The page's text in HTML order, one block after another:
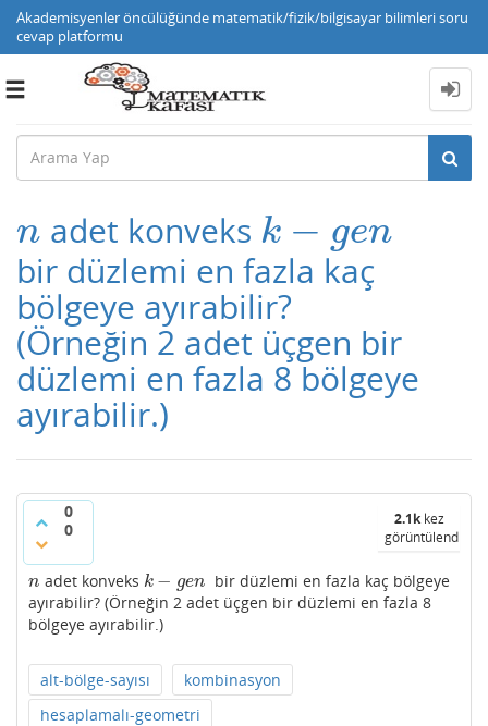
Akademisyenler öncülüğünde matematik/fizik/bilgisayar bilimleri soru
cevap platformu
Toggle
n
n adet konveks k − gen
k−ge n
bir düzlemi en fazla kaç
bölgeye ayırabilir?
(Örneğin 2 adet üçgen bir
düzlemi en fazla 8 bölgeye
ayırabilir.)
0
0
2.1kkez
görüntülendi
n
n adet konveks k − gen
k−ge n
bir düzlemi en fazla kaç bölgeye
ayırabilir? (Örneğin 2 adet üçgen bir düzlemi en fazla 8
bölgeye ayırabilir.)
alt-bölge-sayısı
kombinasyon
hesaplamalı-geometri